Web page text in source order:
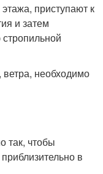
приступают к
и затем
ветра, необходимо
так, чтобы
в